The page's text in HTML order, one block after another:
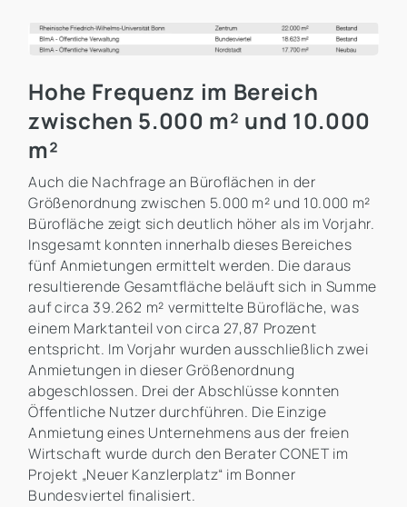
Hohe Frequenz im Bereich
zwischen 5.000 m² und 10.000
m²
Auch die Nachfrage an Büroflächen in der
Größenordnung zwischen 5.000 m² und 10.000 m²
Bürofläche zeigt sich deutlich höher als im Vorjahr.
Insgesamt konnten innerhalb dieses Bereiches
fünf Anmietungen ermittelt werden. Die daraus
resultierende Gesamtfläche beläuft sich in Summe
auf circa 39.262 m² vermittelte Bürofläche, was
einem Marktanteil von circa 27,87 Prozent
entspricht. Im Vorjahr wurden ausschließlich zwei
Anmietungen in dieser Größenordnung
abgeschlossen. Drei der Abschlüsse konnten
Öffentliche Nutzer durchführen. Die Einzige
Anmietung eines Unternehmens aus der freien
Wirtschaft wurde durch den Berater CONET im
Projekt „Neuer Kanzlerplatz“ im Bonner
Bundesviertel finalisiert.